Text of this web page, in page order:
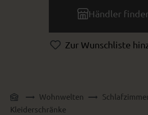
Händler
Zur Wunschliste
Wohnwelten
Kleiderschränke